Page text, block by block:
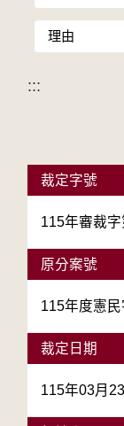
理由
:::
裁定字號
115年審裁
原分案號
115年度憲
裁定日期
115年03月